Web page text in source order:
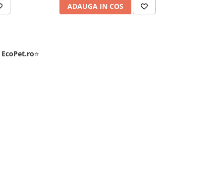
ADAUGA IN COS
EcoPet.ro⭐